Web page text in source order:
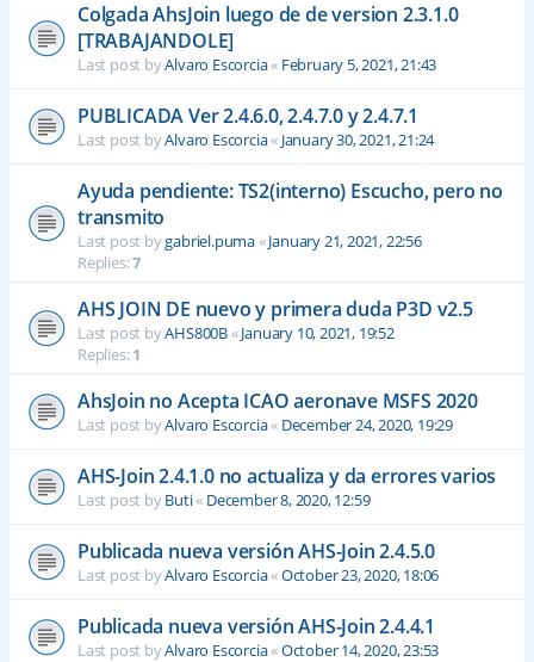
Colgada AhsJoin luego de de version 2.3.1.0
[TRABAJANDOLE]
Last post byAlvaro Escorcia« February 5, 2021, 21:43
PUBLICADA Ver 2.4.6.0, 2.4.7.0 y 2.4.7.1
Last post byAlvaro Escorcia« January 30, 2021, 21:24
Ayuda pendiente: TS2(interno) Escucho, pero no
transmito
Last post bygabriel.puma«January 21, 2021, 22:56
Replies:7
AHS JOIN DE nuevo y primera duda P3D v2.5
Last post byAHS800B«January 10, 2021, 19:52
Replies:1
AhsJoin no Acepta ICAO aeronave MSFS 2020
Last post byAlvaro Escorcia« December 24, 2020, 19:29
AHS-Join 2.4.1.0 no actualiza y da errores varios
Last post byButi« December 8, 2020, 12:59
Publicada nueva versión AHS-Join 2.4.5.0
Last post byAlvaro Escorcia«October 23, 2020, 18:06
Publicada nueva versión AHS-Join 2.4.4.1
Last post byAlvaro Escorcia«October 14, 2020, 23:53